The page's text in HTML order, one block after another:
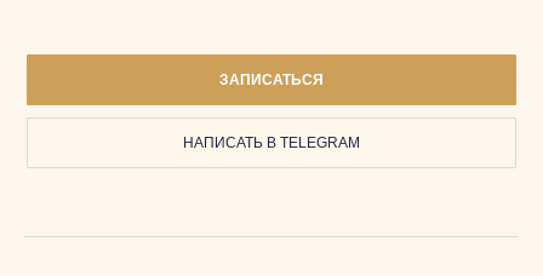
ЗАПИСАТЬСЯ
НАПИСАТЬ В TELEGRAM